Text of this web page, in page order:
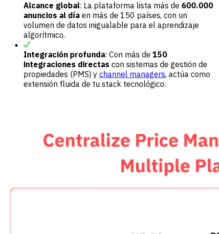
Alcance global: La plataforma lista más de 600.000
anuncios al día en más de 150 países, con un
volumen de datos inigualable para el aprendizaje
algorítmico.
Integración profunda: Con más de 150
integraciones directas con sistemas de gestión de
propiedades (PMS) y channel managers, actúa como
extensión fluida de tu stack tecnológico.